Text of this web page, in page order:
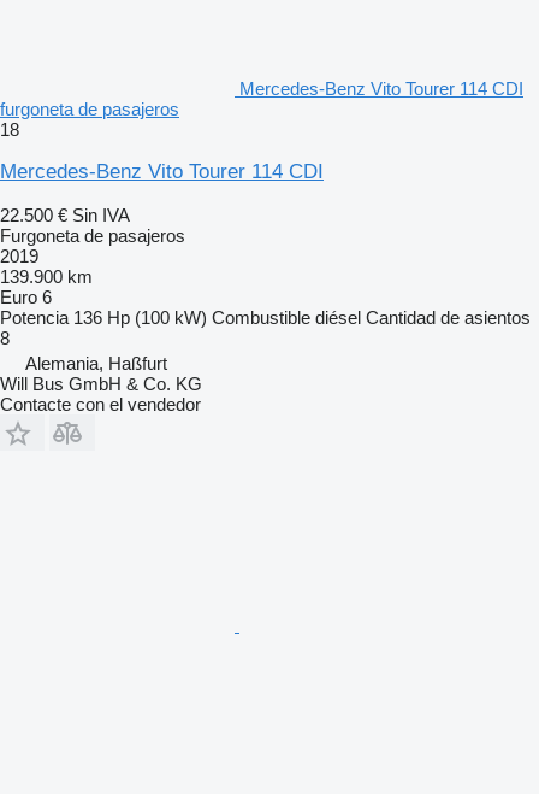
Mercedes-Benz Vito Tourer 114 CDI
furgoneta de pasajeros
18
Mercedes-Benz Vito Tourer 114 CDI
22.500 € Sin IVA
Furgoneta de pasajeros
2019
139.900 km
Euro 6
Potencia 136 Hp (100 kW) Combustible diésel Cantidad de asientos
8
Alemania, Haßfurt
Will Bus GmbH & Co. KG
Contacte con el vendedor